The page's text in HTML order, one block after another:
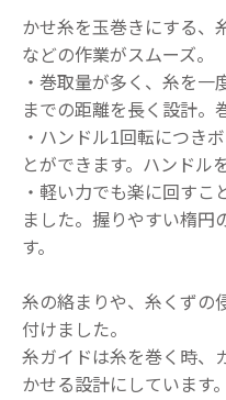
2015年 2014年
糸の手芸
刺しゅう
インテリア
作品本 おなまえ
かせ糸を玉巻きにする、
などの作業がスムーズ。
・巻取量が多く、糸を一
までの距離を長く設計。
・ハンドル1回転につき
とができます。ハンドル
・軽い力でも楽に回すこ
ました。握りやすい楕円
す。
糸の絡まりや、糸くずの
付けました。
糸ガイドは糸を巻く時、
かせる設計にしています。